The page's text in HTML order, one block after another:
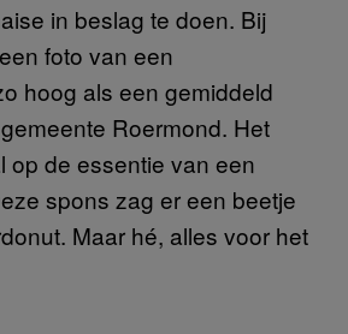
in beslag te doen. Bij
foto van een
hoog als een gemiddeld
Roermond. Het
op de essentie van een
spons zag er een beetje
Maar hé, alles voor het